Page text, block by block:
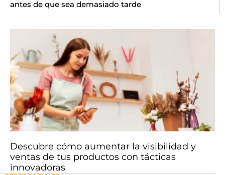
antes de que sea demasiado tarde
Descubre cómo aumentar la visibilidad y
ventas de tus productos con tácticas
innovadoras